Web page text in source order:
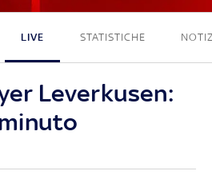
LIVE STATISTICHE
Leverkusen: